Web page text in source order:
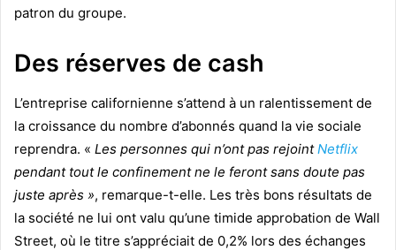
patron du groupe.
Des réserves de cash
L’entreprise californienne s’attend à un ralentissement de
la croissance du nombre d’abonnés quand la vie sociale
reprendra. « Les personnes qui n’ont pas rejointNetflix
pendant tout le confinement ne le feront sans doute pas
juste après », remarque-t-elle. Les très bons résultats de
la société ne lui ont valu qu’une timide approbation de Wall
Street, où le titre s’appréciait de 0,2% lors des échanges